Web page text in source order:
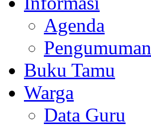
Agenda
Pengumuman
Buku Tamu
Warga
Data Guru